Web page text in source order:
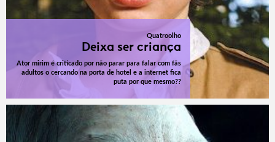
Quatroolho
Deixa ser criança
Ator mirim é criticado por não parar para falar com fãs
adultos o cercando na porta de hotel e a internet fica
puta por que mesmo??